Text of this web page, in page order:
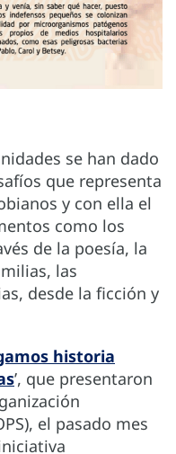
se han dado
que representa
y con ella el
como los
de la poesía, la
las
desde la ficción y
historia
’, que presentaron
el pasado mes